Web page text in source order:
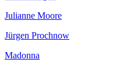
Julianne Moore
Jürgen Prochnow
Madonna